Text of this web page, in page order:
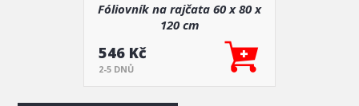
Fóliovník na rajčata 60 x 80 x
120 cm
546 Kč
2-5 DNŮ